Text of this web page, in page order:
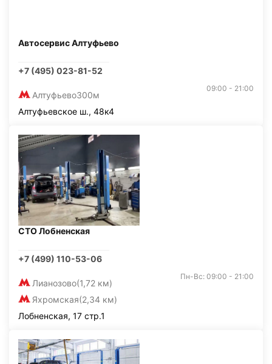
Автосервис Алтуфьево
+7 (495) 023-81-52
Алтуфьево300м
09:00 - 21:00
Алтуфьевское ш., 48к4
СТО Лобненская
+7 (499) 110-53-06
Лианозово(1,72 км)
Яхромская(2,34 км)
Пн-Вс: 09:00 - 21:00
Лобненская, 17 стр.1